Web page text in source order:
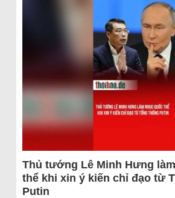
Thủ tướng Lê Minh Hưng
thể khi xin ý kiến chỉ đạo từ
Putin